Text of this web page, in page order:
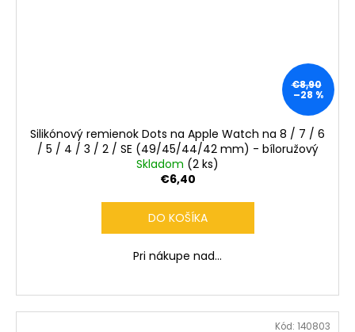
€8,90
–28 %
Silikónový remienok Dots na Apple Watch na 8 / 7 / 6
/ 5 / 4 / 3 / 2 / SE (49/45/44/42 mm) - bíloružový
Skladom (2 ks)
€6,40
DO KOŠÍKA
Pri nákupe nad...
Kód: 140803